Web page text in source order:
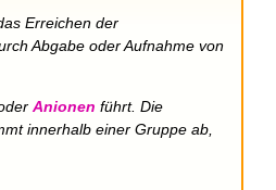
Erreichen der
Abgabe oder Aufnahme von
Anionen führt. Die
innerhalb einer Gruppe ab,